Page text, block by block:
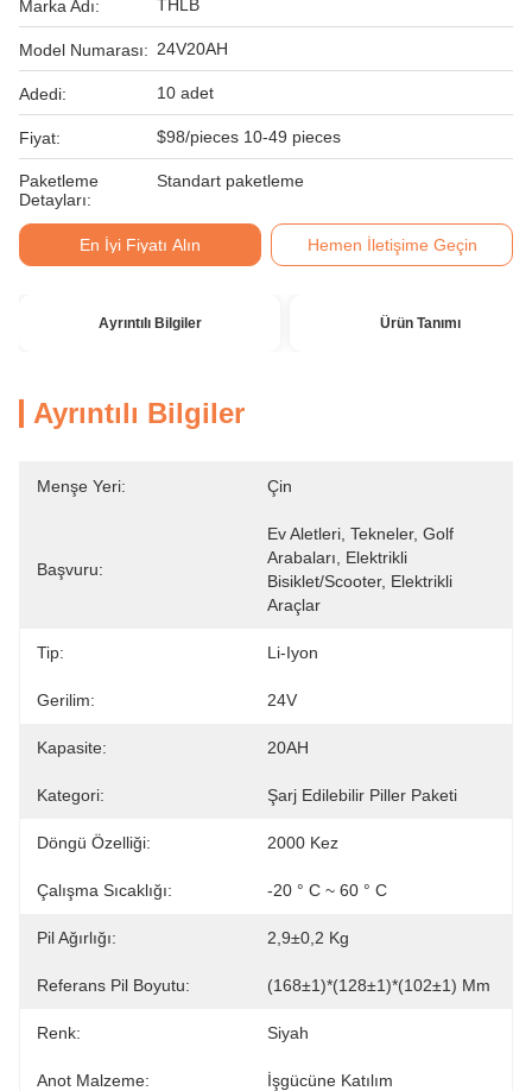
Marka Adı: THLB
Model Numarası: 24V20AH
Adedi: 10 adet
Fiyat: $98/pieces 10-49 pieces
Paketleme
Detayları:
Standart paketleme
En İyi Fiyatı Alın Hemen İletişime Geçin
Ayrıntılı Bilgiler Ürün Tanımı
Ayrıntılı Bilgiler
Menşe Yeri: Çin
Başvuru:
Ev Aletleri, Tekneler, Golf
Arabaları, Elektrikli
Bisiklet/Scooter, Elektrikli
Araçlar
Tip: Li-Iyon
Gerilim: 24V
Kapasite: 20AH
Kategori: Şarj Edilebilir Piller Paketi
Döngü Özelliği: 2000 Kez
Çalışma Sıcaklığı: -20 ° C ~ 60 ° C
Pil Ağırlığı: 2,9±0,2 Kg
Referans Pil Boyutu: (168±1)*(128±1)*(102±1) Mm
Renk: Siyah
Anot Malzeme: İşgücüne Katılım